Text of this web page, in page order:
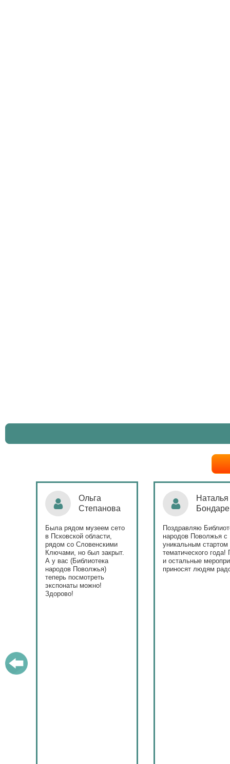
Ольга
Степанова
Была рядом музеем сето
в Псковской области,
рядом со Словенскими
Ключами, но был закрыт.
А у вас (Библиотека
народов Поволжья)
теперь посмотреть
экспонаты можно!
Здорово!
Наталья
Поздравляю
народов Поволжья с
уникальным стартом
тематического года!
и остальные
приносят людям